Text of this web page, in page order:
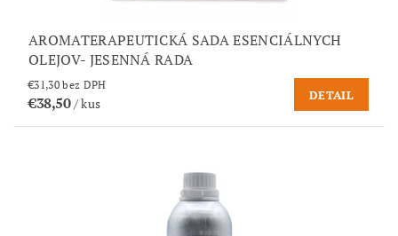
AROMATERAPEUTICKÁ SADA ESENCIÁLNYCH
OLEJOV- JESENNÁ RADA
€31,30 bez DPH
€38,50/ kus
DETAIL